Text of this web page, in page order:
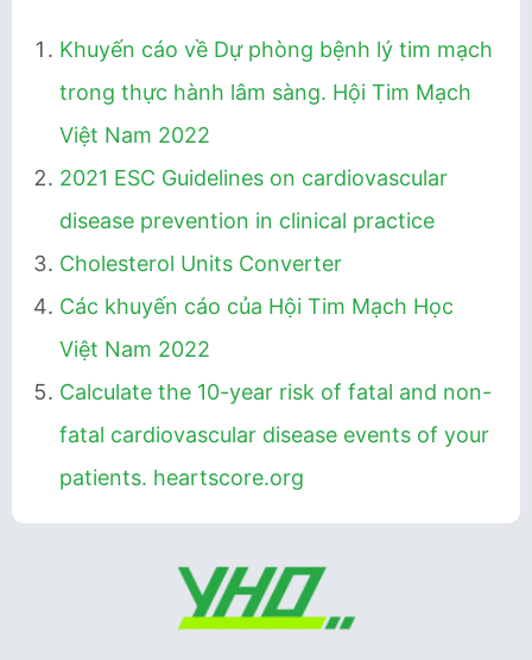
Khuyến cáo về Dự phòng bệnh lý tim mạch
trong thực hành lâm sàng. Hội Tim Mạch
Việt Nam 2022
2021 ESC Guidelines on cardiovascular
disease prevention in clinical practice
Cholesterol Units Converter
Các khuyến cáo của Hội Tim Mạch Học
Việt Nam 2022
Calculate the 10-year risk of fatal and non-
fatal cardiovascular disease events of your
patients. heartscore.org